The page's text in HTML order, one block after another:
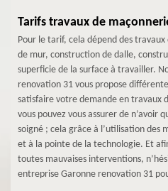
Tarifs travaux de
Pour le tarif, cela dépend des
de mur, construction de dalle,
superficie de la surface à travailler.
renovation 31 vous propose
satisfaire votre demande en travaux
vous pouvez vous assurer de n’avoir
soigné ; cela grâce à l’utilisation des
et à la pointe de la technologie. Et
toutes mauvaises interventions,
entreprise Garonne renovation 31